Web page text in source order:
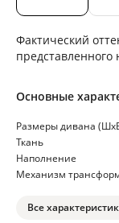
Фактический
представленного
Основные
Размеры дивана
Ткань
Наполнение
Механизм
Все